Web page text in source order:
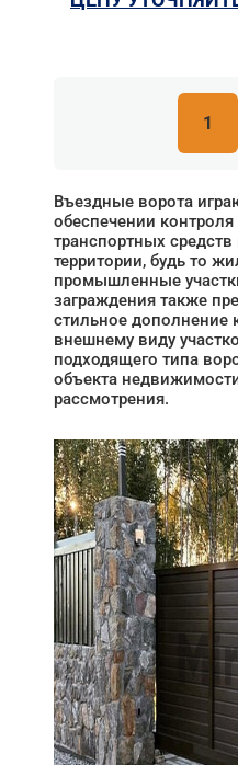
1
Въездные ворота
обеспечении
транспортных
территории, будь то
промышленные
заграждения также
стильное
внешнему виду
подходящего типа
объекта
рассмотрения.